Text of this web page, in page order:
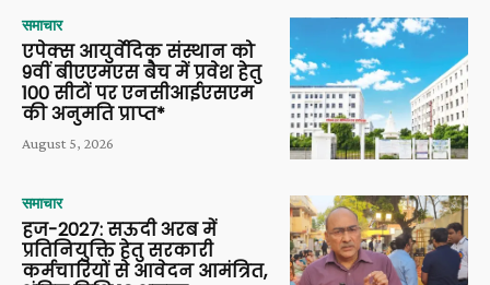
समाचार
एपेक्स आयुर्वेदिक संस्थान को
9वीं बीएएमएस बैच में प्रवेश हेतु
100 सीटों पर एनसीआईएसएम
की अनुमति प्राप्त*
August 5, 2026
समाचार
हज-2027: सऊदी अरब में
प्रतिनियुक्ति हेतु सरकारी
कर्मचारियों से आवेदन आमंत्रित,